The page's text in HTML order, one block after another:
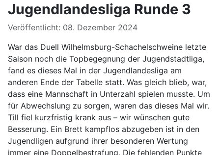
Jugendlandesliga Runde 3
Details
Veröffentlicht: 08. Dezember 2024
War das Duell Wilhelmsburg-Schachelschweine letzte
Saison noch die Topbegegnung der Jugendstadtliga,
fand es dieses Mal in der Jugendlandesliga am
anderen Ende der Tabelle statt. Was gleich blieb, war,
dass eine Mannschaft in Unterzahl spielen musste. Um
für Abwechslung zu sorgen, waren das dieses Mal wir.
Till fiel kurzfristig krank aus – wir wünschen gute
Besserung. Ein Brett kampflos abzugeben ist in den
Jugendligen aufgrund ihrer besonderen Wertung
immer eine Doppelbestrafung. Die fehlenden Punkte